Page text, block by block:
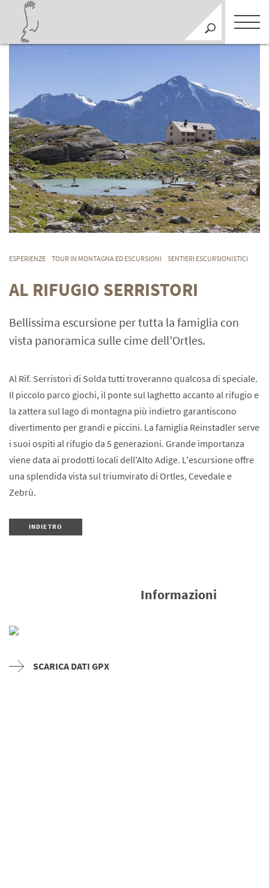
ESPERIENZE TOUR IN MONTAGNA ED ESCURSIONI SENTIERI ESCURSIONISTICI
AL RIFUGIO SERRISTORI
Bellissima escursione per tutta la famiglia con
vista panoramica sulle cime dell’Ortles.
Al Rif. Serristori di Solda tutti troveranno qualcosa di speciale.
Il piccolo parco giochi, il ponte sul laghetto accanto al rifugio e
la zattera sul lago di montagna più indietro garantiscono
divertimento per grandi e piccini. La famiglia Reinstadler serve
i suoi ospiti al rifugio da 5 generazioni. Grande importanza
viene data ai prodotti locali dell'Alto Adige. L'escursione offre
una splendida vista sul triumvirato di Ortles, Cevedale e
Zebrù.
INDIETRO
Informazioni
SCARICA DATI GPX